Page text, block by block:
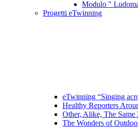
Modulo "
Progetti eTwinning
eTwinning “Singing
Healthy Reporters
Other, Alike, The Same
The Wonders of